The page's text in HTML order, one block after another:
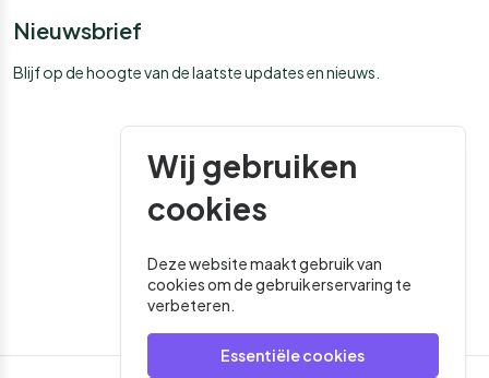
Wij gebruiken
cookies
Deze website maakt gebruik van
cookies om de gebruikerservaring te
verbeteren.
Essentiële cookies
Nieuwsbrief
Blijf op de hoogte van de laatste updates en nieuws.